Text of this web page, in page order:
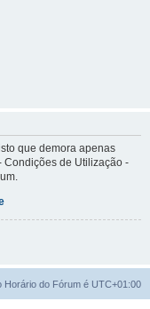
que demora apenas
Condições de Utilização -
Horário do Fórum é UTC+01:00